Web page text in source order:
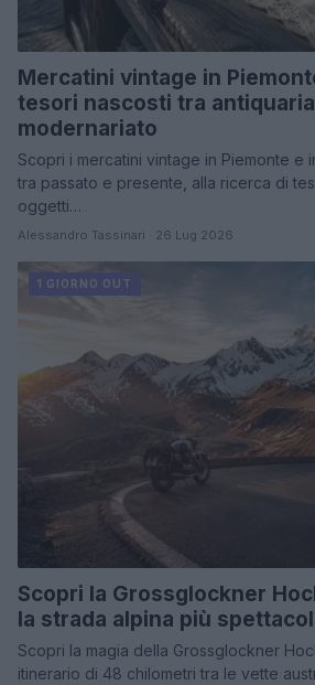
Mercatini vintage in
tesori nascosti tra
modernariato
Scopri i mercatini vintage in Piemonte e
tra passato e presente, alla ricerca di
oggetti…
Alessandro Tassinari · 26 Lug 2026
1 GIORNO OUT
Scopri la Grossglockner
la strada alpina più
Scopri la magia della Grossglockner
itinerario di 48 chilometri tra le vette